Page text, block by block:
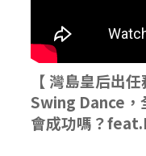
【 灣島皇后出
Swing Dance，
會成功嗎？